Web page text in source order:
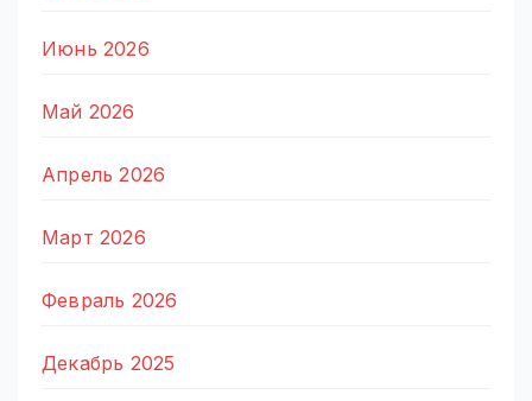
Июнь 2026
Май 2026
Апрель 2026
Март 2026
Февраль 2026
Декабрь 2025